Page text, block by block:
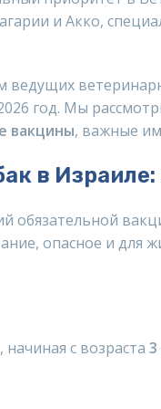
и Акко,
ведущих
год. Мы
вакцины, важные
в
обязательной
опасное и для
с возраста